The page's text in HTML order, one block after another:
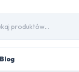
Blog